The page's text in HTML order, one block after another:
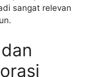
sangat relevan